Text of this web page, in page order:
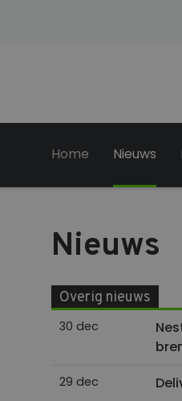
Home Nieuws
Nieuws
Overig nieuws
30 dec
29 dec